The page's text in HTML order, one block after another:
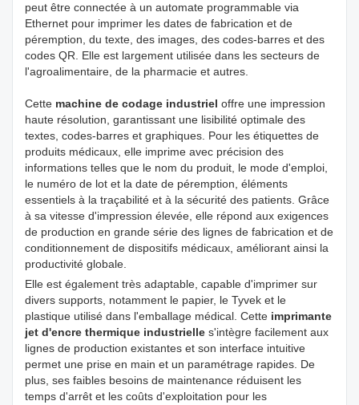
peut être connectée à un automate programmable via
Ethernet pour imprimer les dates de fabrication et de
péremption, du texte, des images, des codes-barres et des
codes QR. Elle est largement utilisée dans les secteurs de
l'agroalimentaire, de la pharmacie et autres.
Cette machine de codage industriel offre une impression
haute résolution, garantissant une lisibilité optimale des
textes, codes-barres et graphiques. Pour les étiquettes de
produits médicaux, elle imprime avec précision des
informations telles que le nom du produit, le mode d'emploi,
le numéro de lot et la date de péremption, éléments
essentiels à la traçabilité et à la sécurité des patients. Grâce
à sa vitesse d'impression élevée, elle répond aux exigences
de production en grande série des lignes de fabrication et de
conditionnement de dispositifs médicaux, améliorant ainsi la
productivité globale.
Elle est également très adaptable, capable d'imprimer sur
divers supports, notamment le papier, le Tyvek et le
plastique utilisé dans l'emballage médical. Cette imprimante
jet d'encre thermique industrielle s'intègre facilement aux
lignes de production existantes et son interface intuitive
permet une prise en main et un paramétrage rapides. De
plus, ses faibles besoins de maintenance réduisent les
temps d'arrêt et les coûts d'exploitation pour les